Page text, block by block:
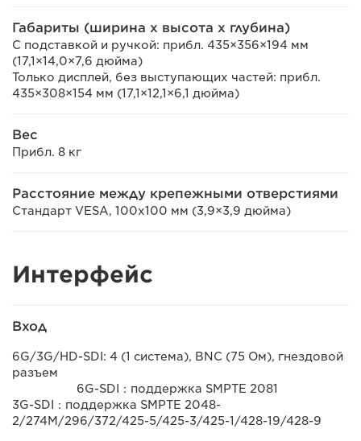
Габариты (ширина x высота x глубина)
С подставкой и ручкой: прибл. 435×356×194 мм
(17,1×14,0×7,6 дюйма)
Только дисплей, без выступающих частей: прибл.
435×308×154 мм (17,1×12,1×6,1 дюйма)
Вес
Прибл. 8 кг
Расстояние между крепежными отверстиями
Стандарт VESA, 100x100 мм (3,9×3,9 дюйма)
Интерфейс
Вход
6G/3G/HD-SDI: 4 (1 система), BNC (75 Ом), гнездовой
разъем
6G-SDI：поддержка SMPTE 2081
3G-SDI：поддержка SMPTE 2048-
2/274M/296/372/425-5/425-3/425-1/428-19/428-9